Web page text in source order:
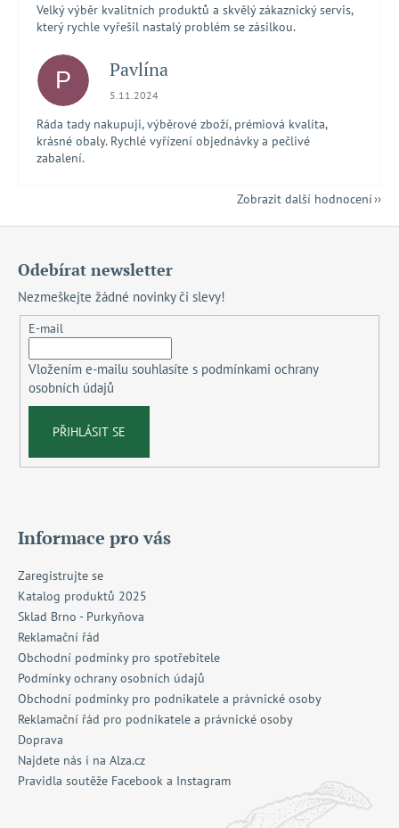
Velký výběr kvalitních produktů a skvělý zákaznický servis,
který rychle vyřešil nastalý problém se zásilkou.
P Pavlína
Hodnocení obchodu je 5 z 5 hvězdiček.
5.11.2024
Ráda tady nakupuji, výběrové zboží, prémiová kvalita,
krásné obaly. Rychlé vyřízení objednávky a pečlivé
zabalení.
Zobrazit další hodnocení
Odebírat newsletter
Nezmeškejte žádné novinky či slevy!
E-mail
Vložením e-mailu souhlasíte s podmínkami ochrany
osobních údajů
PŘIHLÁSIT SE
Informace pro vás
Zaregistrujte se
Katalog produktů 2025
Sklad Brno - Purkyňova
Reklamační řád
Obchodní podmínky pro spotřebitele
Podmínky ochrany osobních údajů
Obchodní podmínky pro podnikatele a právnické osoby
Reklamační řád pro podnikatele a právnické osoby
Doprava
Najdete nás i na Alza.cz
Pravidla soutěže Facebook a Instagram